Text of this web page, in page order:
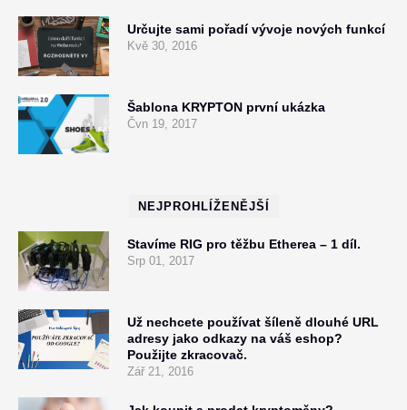
Určujte sami pořadí vývoje nových funkcí
Kvě 30, 2016
Šablona KRYPTON první ukázka
Čvn 19, 2017
NEJPROHLÍŽENĚJŠÍ
Stavíme RIG pro těžbu Etherea – 1 díl.
Srp 01, 2017
Už nechcete používat šíleně dlouhé URL
adresy jako odkazy na váš eshop?
Použijte zkracovač.
Zář 21, 2016